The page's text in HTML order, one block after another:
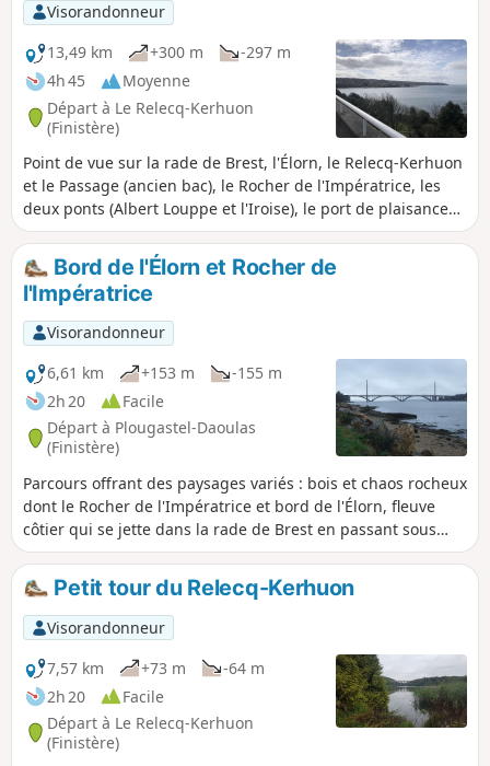
Visorandonneur
13,49 km
+300 m
-297 m
4h 45
Moyenne
Départ à Le Relecq-Kerhuon
(Finistère)
Point de vue sur la rade de Brest, l'Élorn, le Relecq-Kerhuon
et le Passage (ancien bac), le Rocher de l'Impératrice, les
deux ponts (Albert Louppe et l'Iroise), le port de plaisance
du Moulin-Blanc, Océanopolis, le polder, le port de
réparation navale, de commerce et le port militaire, la ville
de Brest, le Goulet de Brest, la Pointe des Espagnols, le
phare du Petit Minou et celui du Portzic, la Pointe Marloux,
Pointe du Corbeau. Kernisi offre un beau panorama sur
Brest, son port, sa rade et l'estuaire de l'Elorn.
Bord de l'Élorn et Rocher de
l'Impératrice
Visorandonneur
6,61 km
+153 m
-155 m
2h 20
Facile
Départ à Plougastel-Daoulas
(Finistère)
Parcours offrant des paysages variés : bois et chaos rocheux
dont le Rocher de l'Impératrice et bord de l'Élorn, fleuve
côtier qui se jette dans la rade de Brest en passant sous
l'ancien Pont Albert Louppe ou pont de Plougastel et le pont
plus récent, celui de l'Iroise. Deux petites chapelles
donnent une touche patrimoniale.
Petit tour du Relecq-Kerhuon
Visorandonneur
7,57 km
+73 m
-64 m
2h 20
Facile
Départ à Le Relecq-Kerhuon
(Finistère)